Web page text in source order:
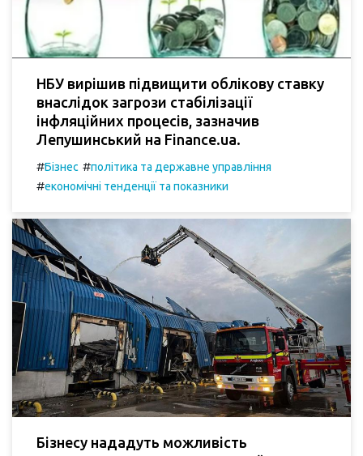
НБУ вирішив підвищити облікову ставку
внаслідок загрози стабілізації
інфляційних процесів, зазначив
Лепушинський на Finance.ua.
#Бізнес #політика та державне управління
#економічні тенденції та показники
Бізнесу нададуть можливість